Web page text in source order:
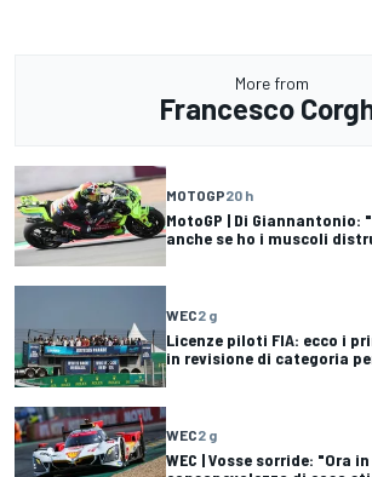
More from
Francesco
MOTOGP20 h
MotoGP | Di Giannantonio:
anche se ho i muscoli
WEC2 g
Licenze piloti FIA: ecco i
in revisione di categoria
WEC2 g
WEC | Vosse sorride: "Ora in